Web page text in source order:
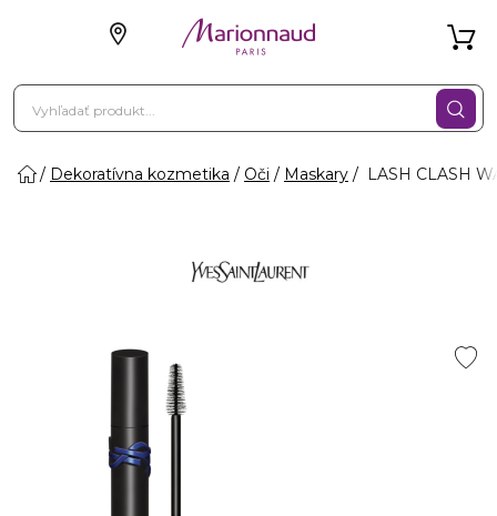
Dekoratívna kozmetika Oči Maskary LASH CLASH